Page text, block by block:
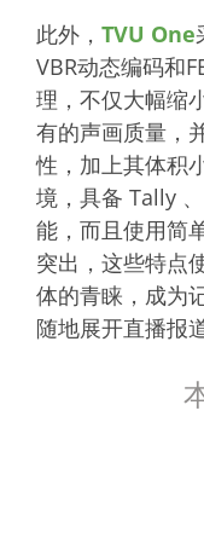
此外， TVU One
VBR动态编码和
理，不仅大幅缩
有的声画质量，
性，加上其体积
境，具备 Tally
能，而且使用简
突出，这些特点
体的青睐，成为
随地展开直播报